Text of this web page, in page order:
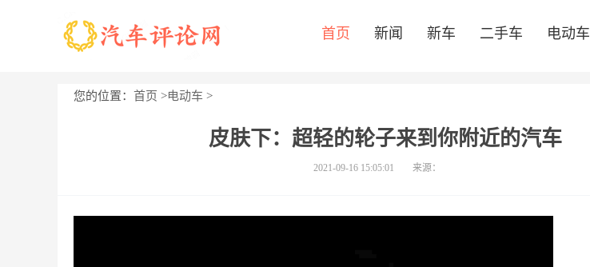
首页 新闻 新车 二手车 电动车
您的位置： 首页 >电动车 >
皮肤下：超轻的轮子来到你附近的汽车
2021-09-16 15:05:01 来源：